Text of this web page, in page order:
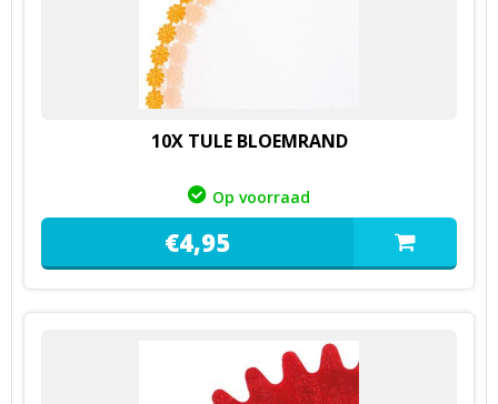
10X TULE BLOEMRAND
Op voorraad
€4,95